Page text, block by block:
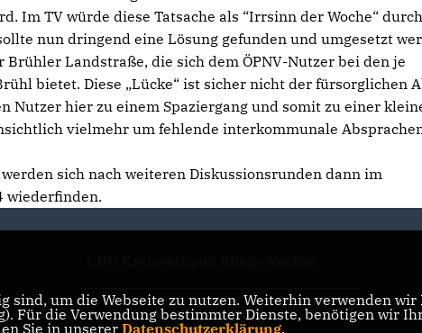
Im TV würde diese Tatsache als “Irrsinn der Woche“
nun dringend eine Lösung gefunden und umgesetzt
Landstraße, die sich dem ÖPNV-Nutzer bei den je
bietet. Diese „Lücke“ ist sicher nicht der fürsorglichen
Nutzer hier zu einem Spaziergang und somit zu einer
vielmehr um fehlende interkommunale
sich nach weiteren Diskussionsrunden dann im
wiederfinden.
CDU Baden-Württemberg
sind, um die Webseite zu nutzen. Weiterhin verwenden
Für die Verwendung bestimmter Dienste, benötigen wir
Sie in unserer Datenschutzerklärung.